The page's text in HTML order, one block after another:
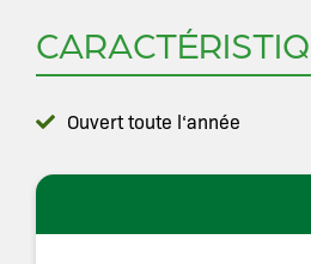
Ouvert toute l‘année